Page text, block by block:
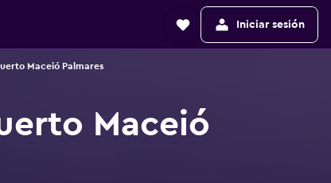
Iniciar sesión
Maceió Palmares
Maceió